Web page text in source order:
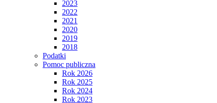
2023
2022
2021
2020
2019
2018
Podatki
Pomoc publiczna
Rok 2026
Rok 2025
Rok 2024
Rok 2023